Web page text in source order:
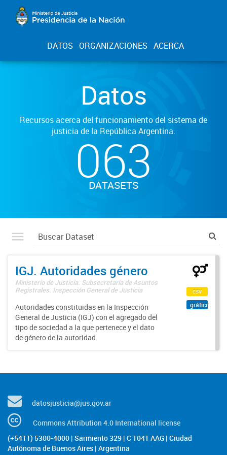
DATOS ORGANIZACIONES ACERCA
Datos
Recursos acerca del funcionamiento del sistema de
justicia de la República Argentina.
063
DATASETS
IGJ. Autoridades género
Ministerio de Justicia. Subsecretaría de Asuntos
Registrales. Inspección General de Justicia
Autoridades constituidas en la Inspección
General de Justicia (IGJ) con el agregado del
tipo de sociedad a la que pertenece y el dato
de género de la autoridad.
csv
gráfico
datosjusticia@jus.gov.ar
Commons Attribution 4.0 International license
(+5411) 5300-4000 | Sarmiento 329 | C 1041 AAG | Ciudad
Autónoma de Buenos Aires | Argentina